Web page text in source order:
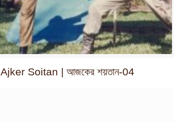
Ajker Soitan | আজকের শয়তান-04